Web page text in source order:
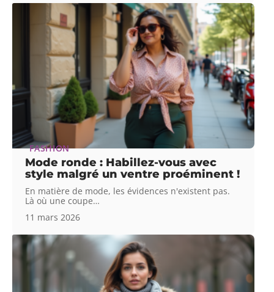
FASHION
Mode ronde : Habillez-vous avec
style malgré un ventre proéminent !
En matière de mode, les évidences n'existent pas.
Là où une coupe…
11 mars 2026